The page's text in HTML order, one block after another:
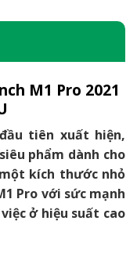
M1 Pro 2021
tiên xuất hiện,
phẩm dành cho
kích thước nhỏ
Pro với sức mạnh
ở hiệu suất cao